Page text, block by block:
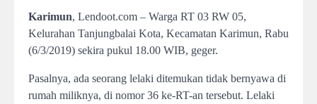
Karimun, Lendoot.com – Warga RT 03 RW 05,
Kelurahan Tanjungbalai Kota, Kecamatan Karimun, Rabu
(6/3/2019) sekira pukul 18.00 WIB, geger.
Pasalnya, ada seorang lelaki ditemukan tidak bernyawa di
rumah miliknya, di nomor 36 ke-RT-an tersebut. Lelaki